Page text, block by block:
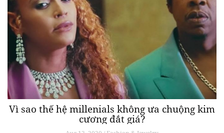
Vì sao thế hệ millenials không ưa chuộng kim
cương đắt giá?